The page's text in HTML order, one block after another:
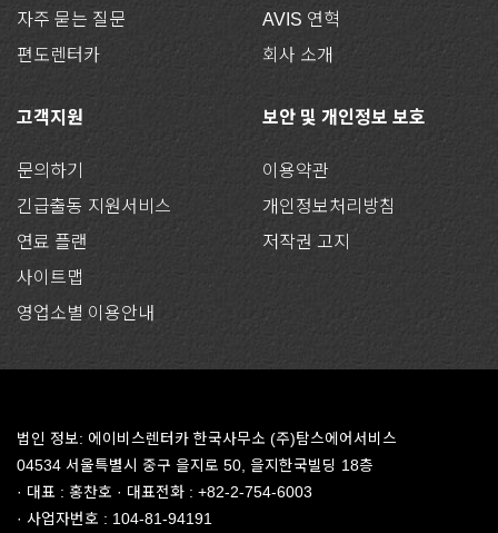
자주 묻는 질문
편도렌터카
AVIS 연혁
회사 소개
고객지원
문의하기
긴급출동 지원서비스
연료 플랜
사이트맵
영업소별 이용안내
보안 및 개인정보 보호
이용약관
개인정보처리방침
저작권 고지
법인 정보: 에이비스렌터카 한국사무소 (주)탐스에어서비스
04534 서울특별시 중구 을지로 50, 을지한국빌딩 18층
· 대표 : 홍찬호 · 대표전화 : +82-2-754-6003
· 사업자번호 : 104-81-94191